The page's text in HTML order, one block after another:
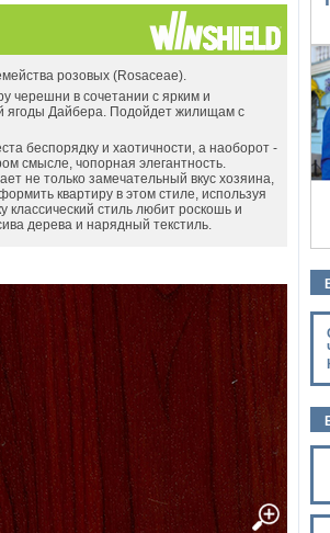
розовых (Rosaceae).
черешни в сочетании с ярким и
ягоды Дайбера. Подойдет жилищам с
беспорядку и хаотичности, а наоборот -
смысле, чопорная элегантность.
не только замечательный вкус хозяина,
квартиру в этом стиле, используя
классический стиль любит роскошь и
дерева и нарядный текстиль.